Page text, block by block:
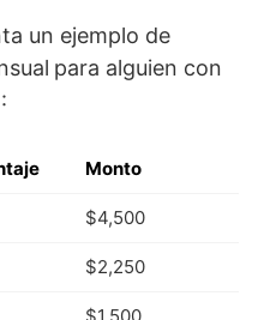
un ejemplo de
para alguien con
Monto
$4,500
$2,250